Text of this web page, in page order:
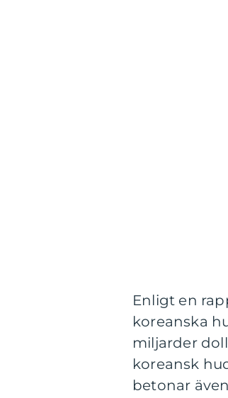
Enligt en
koreanska
miljarder
koreansk
betonar